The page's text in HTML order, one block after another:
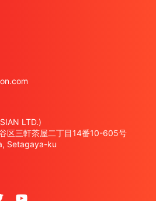
LTD.)
三軒茶屋二丁目14番10-605号
Setagaya-ku